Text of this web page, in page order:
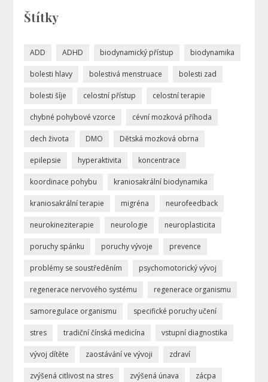
Štítky
ADD ADHD biodynamický přístup biodynamika
bolesti hlavy bolestivá menstruace bolesti zad
bolesti šíje celostní přístup celostní terapie
chybné pohybové vzorce cévní mozková příhoda
dech života DMO Dětská mozková obrna
epilepsie hyperaktivita koncentrace
koordinace pohybu kraniosakrální biodynamika
kraniosakrální terapie migréna neurofeedback
neurokineziterapie neurologie neuroplasticita
poruchy spánku poruchy vývoje prevence
problémy se soustředěním psychomotorický vývoj
regenerace nervového systému regenerace organismu
samoregulace organismu specifické poruchy učení
stres tradiční čínská medicína vstupní diagnostika
vývoj dítěte zaostávání ve vývoji zdraví
zvýšená citlivost na stres zvýšená únava zácpa